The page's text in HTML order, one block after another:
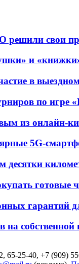
решили свои
и
в
по игре
из онлайн-
5G-
десятки
готовые
гарантий
25-40, +7 (909)